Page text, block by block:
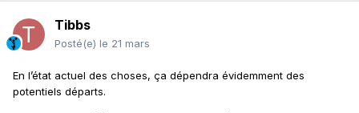
Tibbs
Posté(e) le 21 mars
En l’état actuel des choses, ça dépendra évidemment des
potentiels départs.